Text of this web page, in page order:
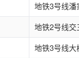
地铁3号线
地铁2号线
地铁3号线